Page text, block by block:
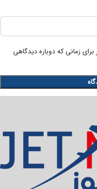
زمانی که دوباره دیدگاهی